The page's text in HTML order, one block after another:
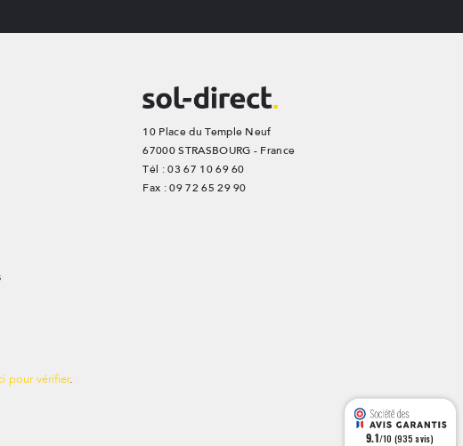
10 Place du Temple Neuf
67000 STRASBOURG - France
Tél : 03 67 10 69 60
Fax : 09 72 65 29 90
pour vérifier.
9.1/10 (935 avis)